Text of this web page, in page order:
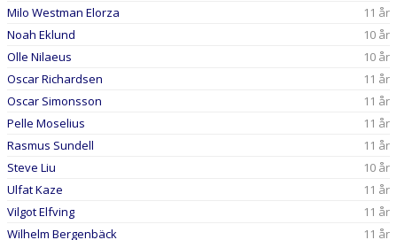
Milo Westman Elorza
11 år
Noah Eklund
10 år
Olle Nilaeus
10 år
Oscar Richardsen
11 år
Oscar Simonsson
11 år
Pelle Moselius
11 år
Rasmus Sundell
11 år
Steve Liu
10 år
Ulfat Kaze
11 år
Vilgot Elfving
11 år
Wilhelm Bergenbäck
11 år